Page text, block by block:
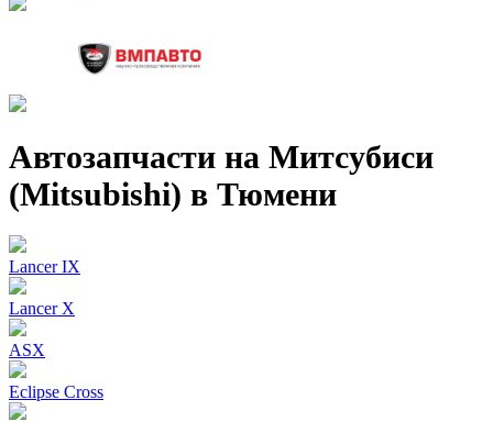
Автозапчасти на Митсубиси
(Mitsubishi) в Тюмени
Lancer IX
Lancer X
ASX
Eclipse Cross